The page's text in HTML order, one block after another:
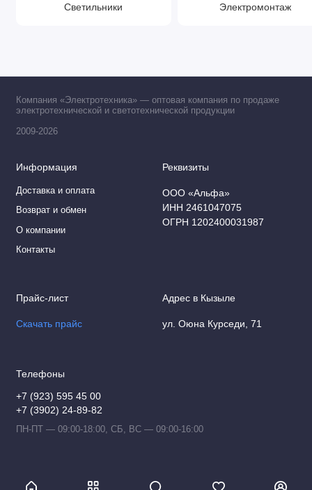
Светильники Электромонтаж
Компания «Электротехника» — оптовая компания по продаже
электротехнической и светотехнической продукции
2009-2026
Информация
Доставка и оплата
Возврат и обмен
О компании
Контакты
Реквизиты
ООО «Альфа»
ИНН 2461047075
ОГРН 1202400031987
Прайс-лист
Скачать прайс
Адрес в Кызыле
ул. Оюна Курседи, 71
Телефоны
+7 (923) 595 45 00
+7 (3902) 24-89-82
ПН-ПТ — 09:00-18:00, СБ, ВС — 09:00-16:00